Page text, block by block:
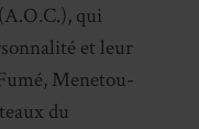
qui
et leur
Menetou-
du